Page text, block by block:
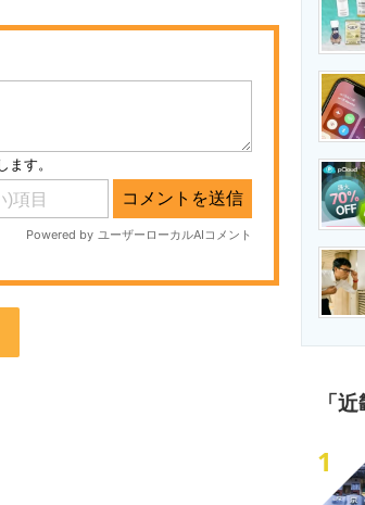
電子設計の基本と応用 エネルギーの専門メデ
「
1